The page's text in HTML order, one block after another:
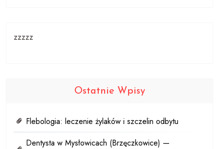
zzzzz
Ostatnie Wpisy
Flebologia: leczenie żylaków i szczelin odbytu
Dentysta w Mysłowicach (Brzęczkowice) —